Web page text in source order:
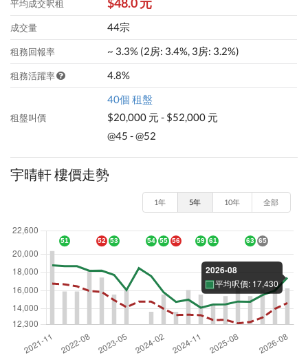
平均成交呎租
成交量 44宗
租務回報率 ~ 3.3% (2房: 3.4%, 3房: 3.2%)
租務活躍率 4.8%
租盤叫價
40個 租盤
$20,000 元 - $52,000 元
@45 - @52
宇晴軒 樓價走勢
1年 5年 10年 全部